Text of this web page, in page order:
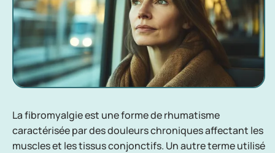
La fibromyalgie est une forme de rhumatisme
caractérisée par des douleurs chroniques affectant les
muscles et les tissus conjonctifs. Un autre terme utilisé